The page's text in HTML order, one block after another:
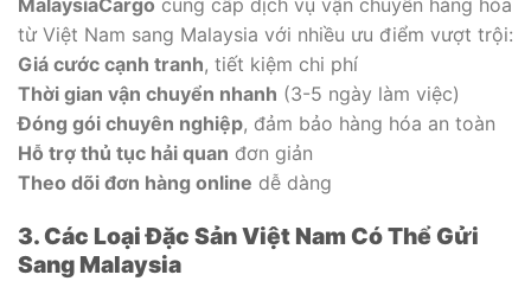
từ Việt Nam sang Malaysia với nhiều ưu điểm vượt trội:
Giá cước cạnh tranh, tiết kiệm chi phí
Thời gian vận chuyển nhanh (3-5 ngày làm việc)
Đóng gói chuyên nghiệp, đảm bảo hàng hóa an toàn
Hỗ trợ thủ tục hải quan đơn giản
Theo dõi đơn hàng online dễ dàng
3. Các Loại Đặc Sản Việt Nam Có Thể Gửi
Sang Malaysia